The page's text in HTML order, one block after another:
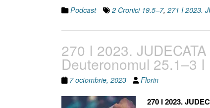
Podcast 2 Cronici 19.5–7, 271 I 2023.
270 I 2023.
Deuteronomul 25.1–3 I
7 octombrie, 2023 Florin
270 I 2023.